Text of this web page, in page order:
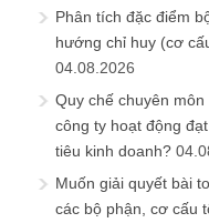
Phân tích đặc điểm
hướng chỉ huy (cơ
04.08.2026
Quy chế chuyên
công ty hoạt động
tiêu kinh doanh?
Muốn giải quyết bài
các bộ phận, cơ cấu